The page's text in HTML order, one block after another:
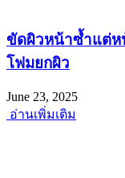
ขัดผิวหน้าซ้ำแต่ห
โฟมยกผิว
June 23, 2025
อ่านเพิ่มเติม